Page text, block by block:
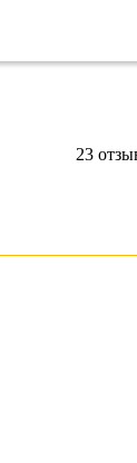
23